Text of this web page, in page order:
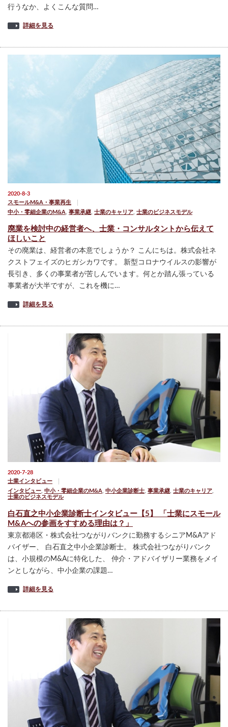
行うなか、よくこんな質問…
詳細を見る
2020-8-3
スモールM&A・事業再生
中小・零細企業のM&A 事業承継 士業のキャリア 士業のビジネスモデル
廃業を検討中の経営者へ、士業・コンサルタントから伝えて
ほしいこと
その廃業は、経営者の本意でしょうか？ こんにちは。株式会社ネ
クストフェイズのヒガシカワです。 新型コロナウイルスの影響が
長引き、多くの事業者が苦しんでいます。何とか踏ん張っている
事業者が大半ですが、これを機に…
詳細を見る
2020-7-28
士業インタビュー
インタビュー 中小・零細企業のM&A 中小企業診断士 事業承継 士業のキャリア
士業のビジネスモデル
白石直之中小企業診断士インタビュー【5】 「士業にスモール
M&Aへの参画をすすめる理由は？」
東京都港区・株式会社つながりバンクに勤務するシニアM&Aアド
バイザー、 白石直之中小企業診断士。 株式会社つながりバンク
は、小規模のM&Aに特化した、 仲介・アドバイザリー業務をメイ
ンとしながら、中小企業の課題…
詳細を見る